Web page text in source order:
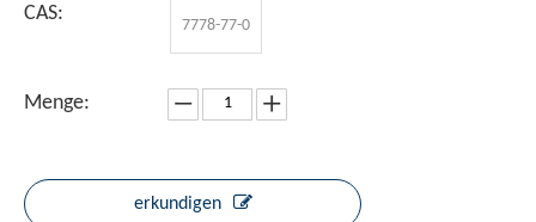
CAS:
7778-77-0
Menge:
erkundigen